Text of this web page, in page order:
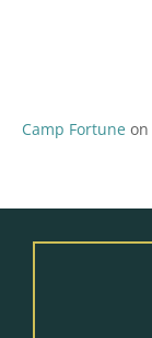
Camp Fortune on